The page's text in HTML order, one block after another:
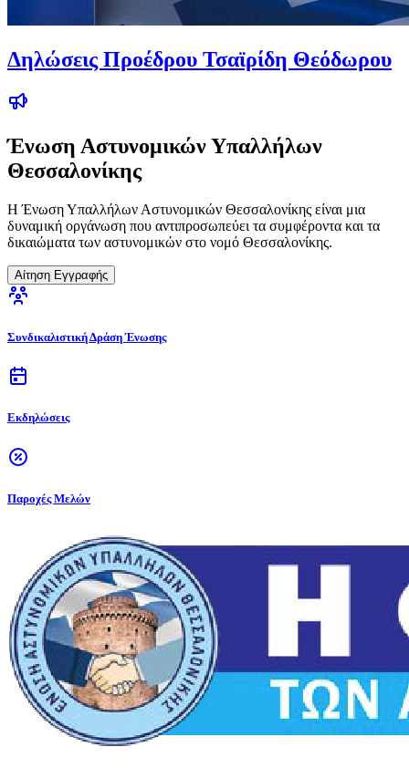
Δηλώσεις Προέδρου Τσαϊρίδη Θεόδωρου
Ένωση Αστυνομικών Υπαλλήλων
Θεσσαλονίκης
Η Ένωση Υπαλλήλων Αστυνομικών Θεσσαλονίκης είναι μια
δυναμική οργάνωση που αντιπροσωπεύει τα συμφέροντα και τα
δικαιώματα των αστυνομικών στο νομό Θεσσαλονίκης.
Αίτηση Εγγραφής
Συνδικαλιστική Δράση Ένωσης
Εκδηλώσεις
Παροχές Μελών